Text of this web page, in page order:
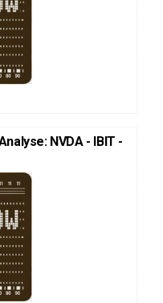
NVDA - IBIT -